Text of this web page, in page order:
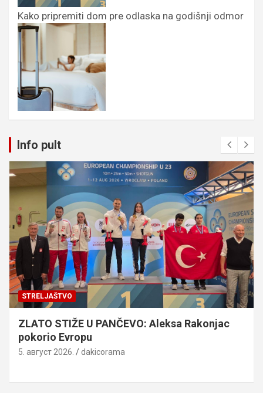
Kako pripremiti dom pre odlaska na godišnji odmor
Info pult
STRELJAŠTVO
ZLATO STIŽE U PANČEVO: Aleksa Rakonjac
pokorio Evropu
5. август 2026. dakicorama